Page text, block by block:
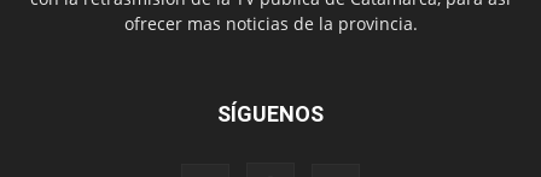
ofrecer mas noticias de la provincia.
SÍGUENOS